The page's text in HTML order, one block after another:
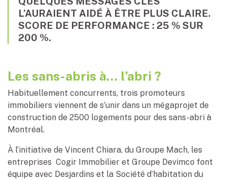
L’AURAIENT AIDÉ À ÊTRE PLUS CLAIRE.
SCORE DE PERFORMANCE : 25 % SUR
200 %.
Les sans-abris à… l’abri ?
Habituellement concurrents, trois promoteurs
immobiliers viennent de s’unir dans un mégaprojet de
construction de 2500 logements pour des sans-abri à
Montréal.
À l’initiative de Vincent Chiara, du Groupe Mach, les
entreprises Cogir Immobilier et Groupe Devimco font
équipe avec Desjardins et la Société d’habitation du